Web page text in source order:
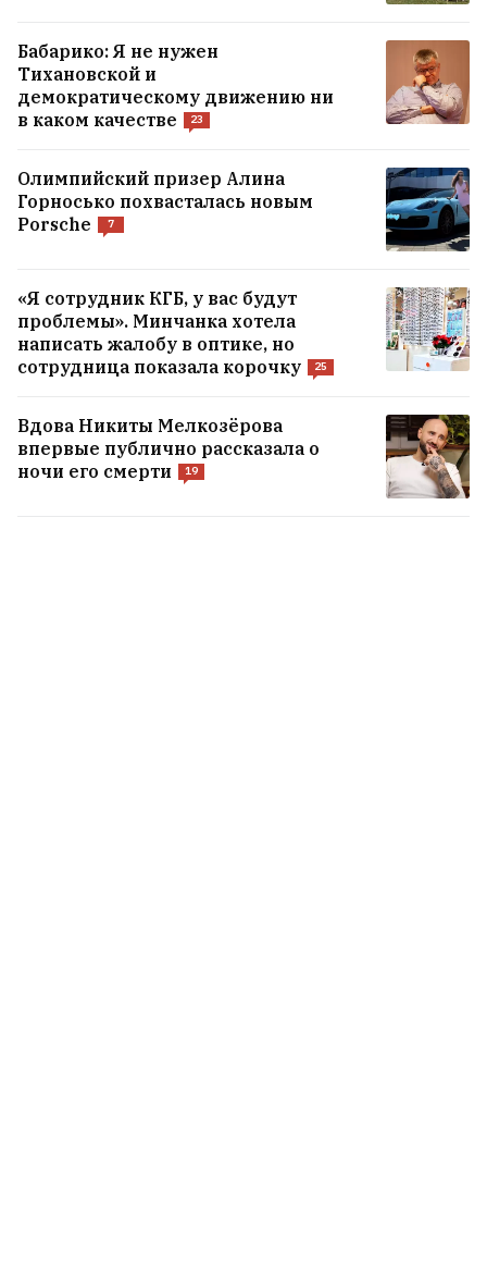
Бабарико: Я не нужен
Тихановской и
демократическому движению ни
в каком качестве
23
Олимпийский призер Алина
Горносько похвасталась новым
Porsche
7
«Я сотрудник КГБ, у вас будут
проблемы». Минчанка хотела
написать жалобу в оптике, но
сотрудница показала корочку
25
Вдова Никиты Мелкозёрова
впервые публично рассказала о
ночи его смерти
19
сложность операции». Как идет поиск
белорусов и литовца
Билли Айлиш кардинально сменила
Роман о разводе, который многое может
ВСЕ НОВОСТИ →